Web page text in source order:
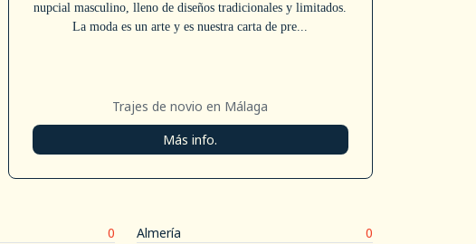
nupcial masculino, lleno de diseños tradicionales y limitados.
La moda es un arte y es nuestra carta de pre...
Trajes de novio en Málaga
Más info.
0 Almería
0